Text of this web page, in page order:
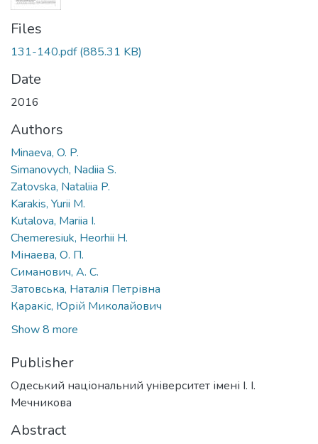
Files
131-140.pdf(885.31 KB)
Date
2016
Authors
Minaeva, O. P.
Simanovych, Nadiia S.
Zatovska, Nataliia P.
Karakis, Yurii M.
Kutalova, Mariia I.
Chemeresiuk, Heorhii H.
Мінаева, О. П.
Симанович, А. С.
Затовська, Наталія Петрівна
Каракіс, Юрій Миколайович
Show 8 more
Publisher
Одеський національний університет імені І. І.
Мечникова
Abstract